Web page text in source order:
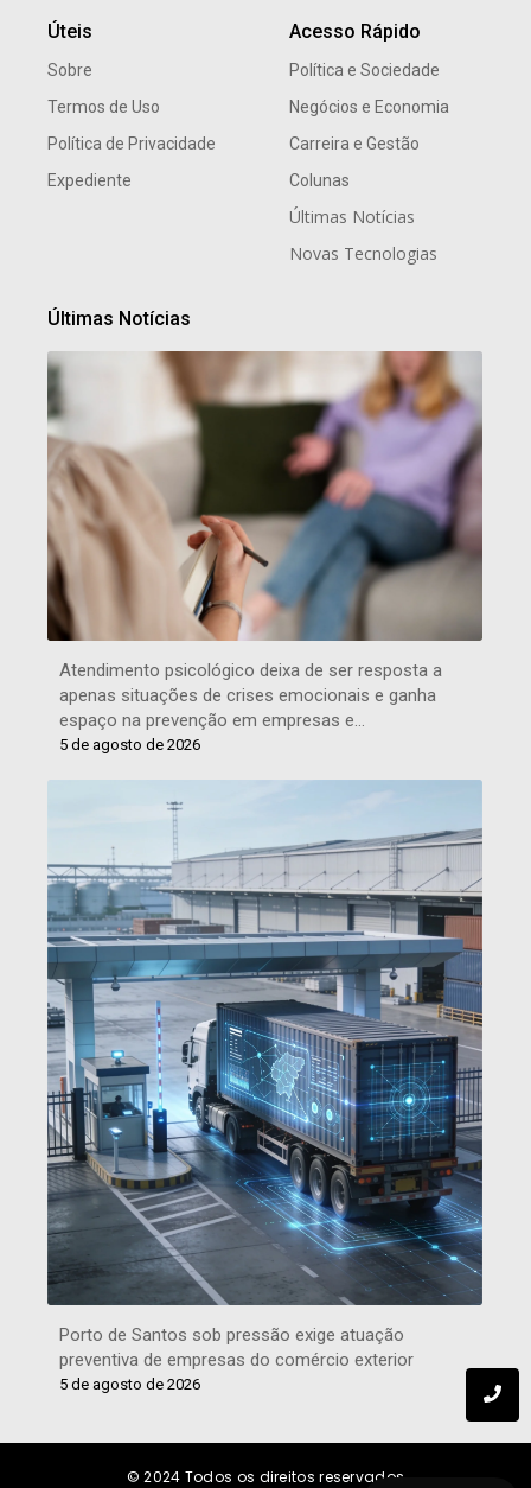
Úteis
Sobre
Termos de Uso
Política de Privacidade
Expediente
Acesso Rápido
Política e Sociedade
Negócios e Economia
Carreira e Gestão
Colunas
Últimas Notícias
Novas Tecnologias
Últimas Notícias
Atendimento psicológico deixa de ser resposta a
apenas situações de crises emocionais e ganha
espaço na prevenção em empresas e…
5 de agosto de 2026
Porto de Santos sob pressão exige atuação
preventiva de empresas do comércio exterior
5 de agosto de 2026
© 2024 Todos os direitos reservados